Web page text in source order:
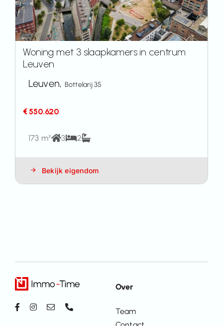
Woning met 3 slaapkamers in centrum
Leuven
Leuven, Bottelarij 35
€ 550.620
173 m² 3 2
Bekijk eigendom
Over
Team